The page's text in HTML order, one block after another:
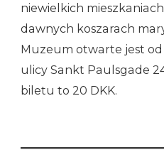
niewielkich
dawnych koszarach
Muzeum otwarte jest od
ulicy Sankt Paulsgade
biletu to 20 DKK.